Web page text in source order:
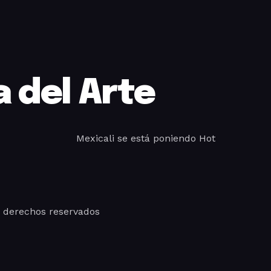
del Arte
Mexicali se está poniendo Hot
derechos reservados